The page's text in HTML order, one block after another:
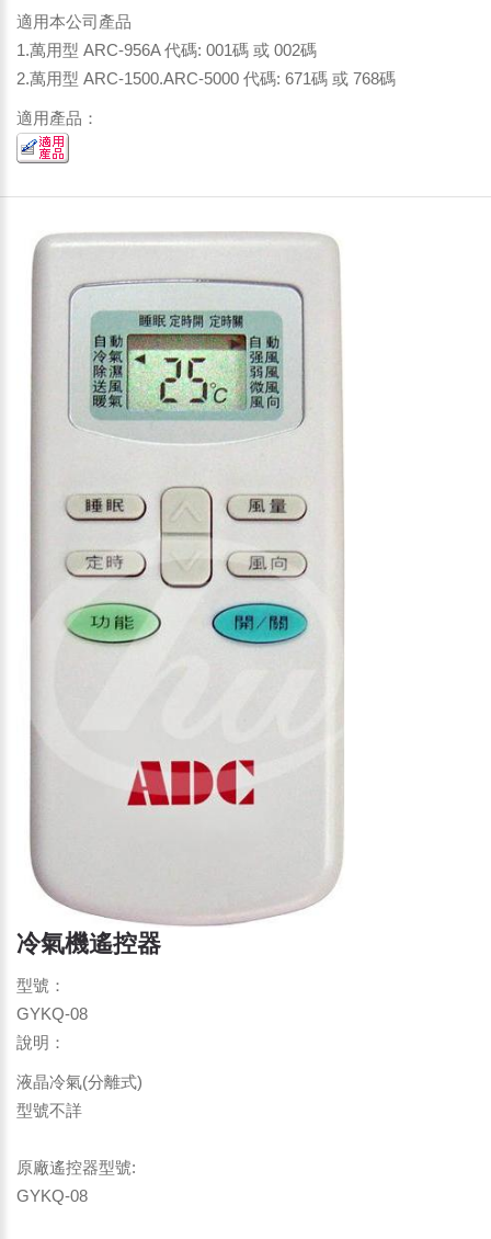
適用本公司產品
1.萬用型 ARC-956A 代碼: 001碼 或 002碼
2.萬用型 ARC-1500.ARC-5000 代碼: 671碼 或 768碼
適用產品：
冷氣機遙控器
型號：
GYKQ-08
說明：
液晶冷氣(分離式)
型號不詳
原廠遙控器型號:
GYKQ-08